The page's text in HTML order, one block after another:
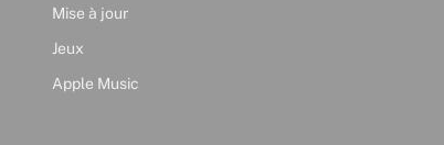
Mise à jour
Jeux
Apple Music